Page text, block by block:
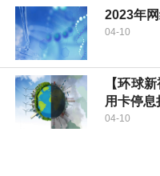
2023年
04-10
【环球
用卡停
04-10